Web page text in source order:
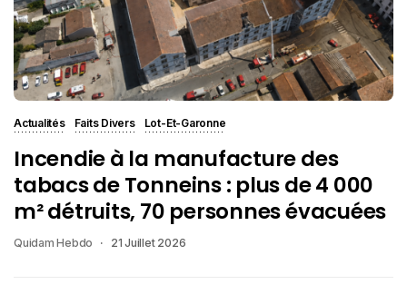
Actualités Faits Divers Lot-Et-Garonne
Incendie à la manufacture des
tabacs de Tonneins : plus de 4 000
m² détruits, 70 personnes évacuées
Quidam Hebdo 21 Juillet 2026